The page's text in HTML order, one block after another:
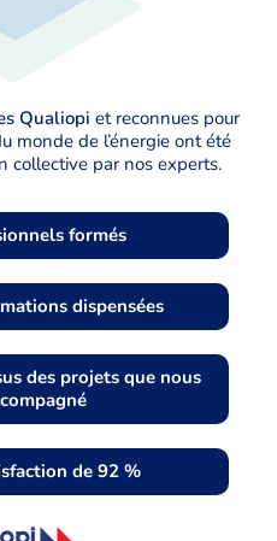
Qualiopi et reconnues pour
monde de l’énergie ont été
collective par nos experts.
formés
dispensées
des projets que nous
de 92 %